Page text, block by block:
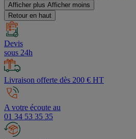
Afficher plus Afficher moins
Retour en haut
Devis
sous 24h
Livraison offerte dès 200 € HT
A votre écoute au
01 34 53 35 35